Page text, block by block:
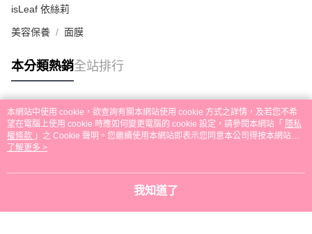
isLeaf 依絲莉
美容保養 面膜
本分類熱銷全站排行
熱門標籤
本網站中使用 cookie，欲查詢有關本網站使用 cookie 方式之詳情，及若您不希
望在電腦上使用 cookie 時應如何變更電腦的 cookie 設定，請參閱本網站「 隱私
權條款 」之 Cookie 聲明。您繼續使用本網站即表示您同意本公司得按本網站使
用條款之 Cookie 聲明使用 cookie。
了解更多 >
我知道了